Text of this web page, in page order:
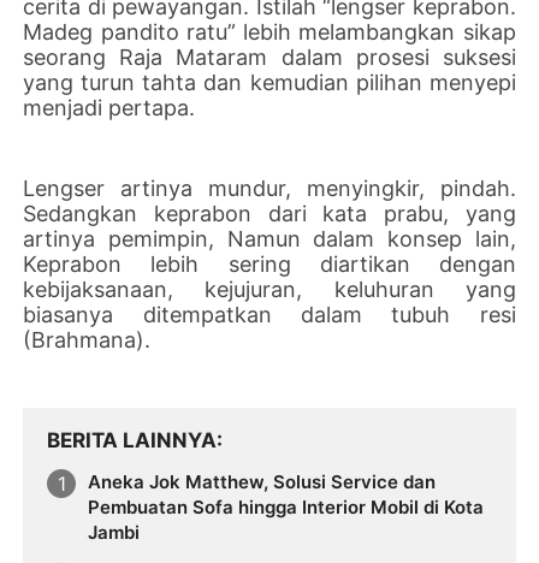
cerita di pewayangan. Istilah “lengser keprabon.
Madeg pandito ratu” lebih melambangkan sikap
seorang Raja Mataram dalam prosesi suksesi
yang turun tahta dan kemudian pilihan menyepi
menjadi pertapa.
Lengser artinya mundur, menyingkir, pindah.
Sedangkan keprabon dari kata prabu, yang
artinya pemimpin, Namun dalam konsep lain,
Keprabon lebih sering diartikan dengan
kebijaksanaan, kejujuran, keluhuran yang
biasanya ditempatkan dalam tubuh resi
(Brahmana).
BERITA LAINNYA
Aneka Jok Matthew, Solusi Service dan
Pembuatan Sofa hingga Interior Mobil di Kota
Jambi